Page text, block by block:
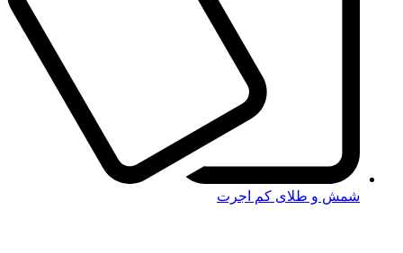
شمش و طلای کم اجرت